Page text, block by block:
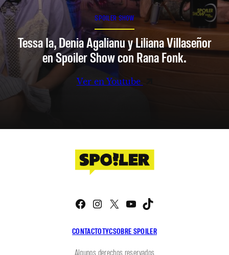
SPOILER SHOW
Tessa Ia, Denia Agalianu y Liliana Villaseñor
en Spoiler Show con Rana Fonk.
Ver en Youtube
CONTACTOTYCSOBRE SPOILER
Facebook
Instagram
X YouTube
Algunos derechos reservados